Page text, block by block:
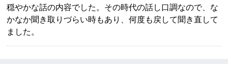
穏やかな話の内容でした。その時代の話し口調なので、な
かなか聞き取りづらい時もあり、何度も戻して聞き直して
ました。